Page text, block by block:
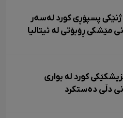
ژنێکی پسپۆڕی کورد لەسەر
مێشکی ڕۆبۆتی لە ئیتالیا
کورد لە بواری
دڵی دەستکرد